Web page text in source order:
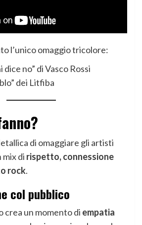
l’unico omaggio tricolore:
dice no” di Vasco Rossi
dei Litfiba
di omaggiare gli artisti
mix di rispetto, connessione
rock.
col pubblico
crea un momento di empatia